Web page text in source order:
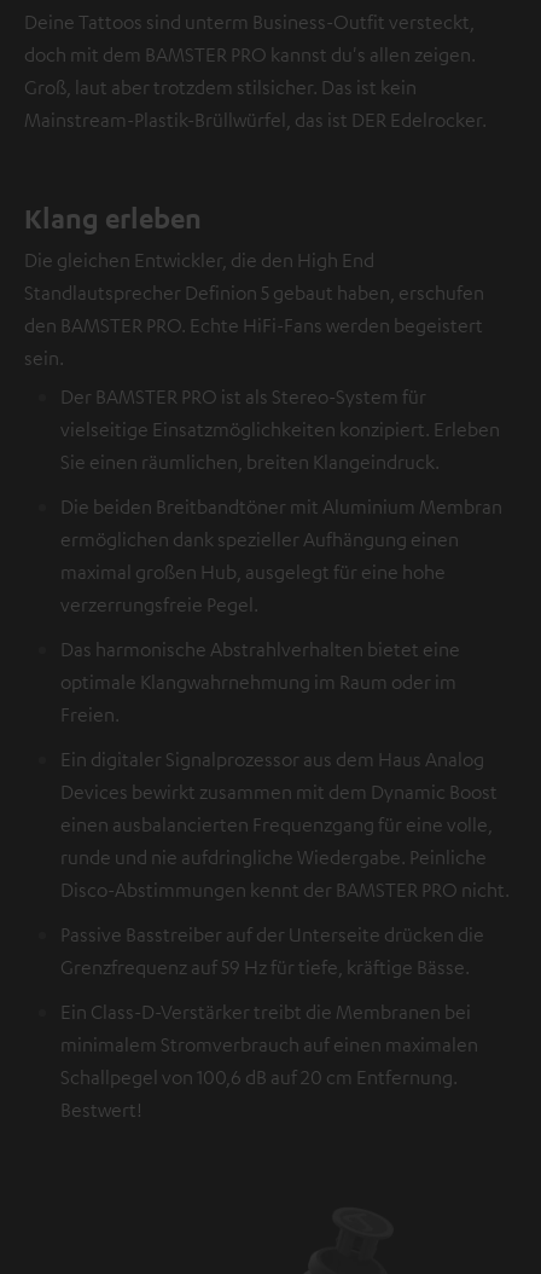
Deine Tattoos sind unterm Business-Outfit versteckt,
doch mit dem BAMSTER PRO kannst du's allen zeigen.
Groß, laut aber trotzdem stilsicher. Das ist kein
Mainstream-Plastik-Brüllwürfel, das ist DER Edelrocker.
Klang erleben
Die gleichen Entwickler, die den High End
Standlautsprecher Definion 5 gebaut haben, erschufen
den BAMSTER PRO. Echte HiFi-Fans werden begeistert
sein.
Der BAMSTER PRO ist als Stereo-System für
vielseitige Einsatzmöglichkeiten konzipiert. Erleben
Sie einen räumlichen, breiten Klangeindruck.
Die beiden Breitbandtöner mit Aluminium Membran
ermöglichen dank spezieller Aufhängung einen
maximal großen Hub, ausgelegt für eine hohe
verzerrungsfreie Pegel.
Das harmonische Abstrahlverhalten bietet eine
optimale Klangwahrnehmung im Raum oder im
Freien.
Ein digitaler Signalprozessor aus dem Haus Analog
Devices bewirkt zusammen mit dem Dynamic Boost
einen ausbalancierten Frequenzgang für eine volle,
runde und nie aufdringliche Wiedergabe. Peinliche
Disco-Abstimmungen kennt der BAMSTER PRO nicht.
Passive Basstreiber auf der Unterseite drücken die
Grenzfrequenz auf 59 Hz für tiefe, kräftige Bässe.
Ein Class-D-Verstärker treibt die Membranen bei
minimalem Stromverbrauch auf einen maximalen
Schallpegel von 100,6 dB auf 20 cm Entfernung.
Bestwert!